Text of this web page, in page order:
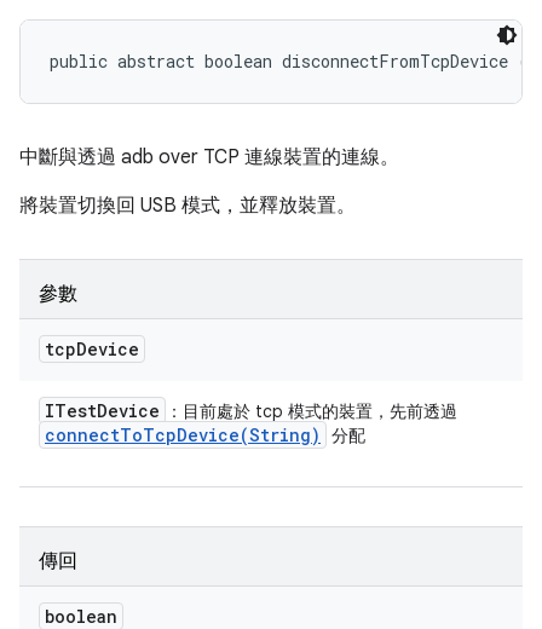
public abstract boolean disconnectFromTcpDevice (
中斷與透過 adb over TCP 連線裝置的連線。
將裝置切換回 USB 模式，並釋放裝置。
參數
tcpDevice
ITestDevice ：目前處於 tcp 模式的裝置，先前透過
connectToTcpDevice(String) 分配
傳回
boolean